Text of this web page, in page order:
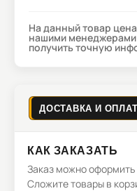
На данный товар
нашими менеджерами
получить точную
ДОСТАВКА И
КАК ЗАКАЗАТЬ
Заказ можно оформить
Сложите товары в